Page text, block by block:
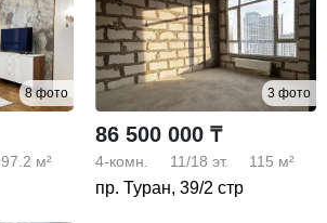
8 фото
97.2 м²
3 фото
86 500 000 ₸
4-комн. 11/18 эт. 115 м²
пр. Туран, 39/2 стр